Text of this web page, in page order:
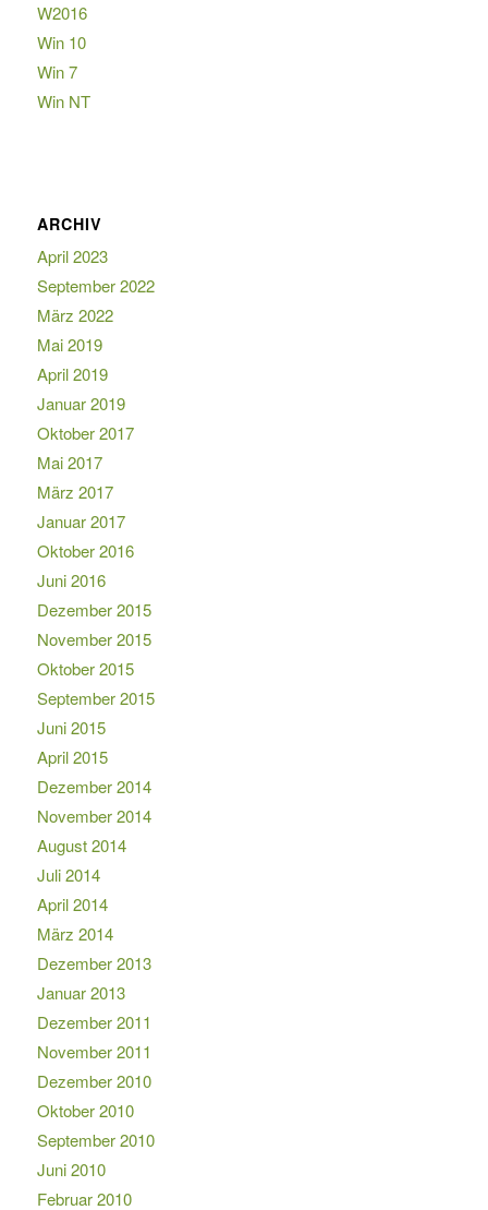
W2016
Win 10
Win 7
Win NT
ARCHIV
April 2023
September 2022
März 2022
Mai 2019
April 2019
Januar 2019
Oktober 2017
Mai 2017
März 2017
Januar 2017
Oktober 2016
Juni 2016
Dezember 2015
November 2015
Oktober 2015
September 2015
Juni 2015
April 2015
Dezember 2014
November 2014
August 2014
Juli 2014
April 2014
März 2014
Dezember 2013
Januar 2013
Dezember 2011
November 2011
Dezember 2010
Oktober 2010
September 2010
Juni 2010
Februar 2010